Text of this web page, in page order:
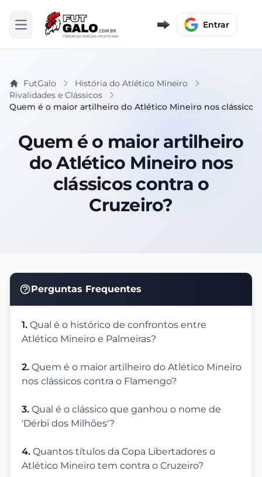
Abrir menu Entrar
FutGalo
História do Atlético Mineiro
Rivalidades e Clássicos
Quem é o maior artilheiro do Atlético Mineiro nos clássicos
Quem é o maior artilheiro
do Atlético Mineiro nos
clássicos contra o
Cruzeiro?
Perguntas Frequentes
1. Qual é o histórico de confrontos entre
Atlético Mineiro e Palmeiras?
2. Quem é o maior artilheiro do Atlético Mineiro
nos clássicos contra o Flamengo?
3. Qual é o clássico que ganhou o nome de
'Dérbi dos Milhões'?
4. Quantos títulos da Copa Libertadores o
Atlético Mineiro tem contra o Cruzeiro?